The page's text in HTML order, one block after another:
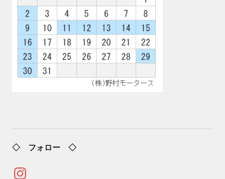
◇ フォロー ◇
Instagram